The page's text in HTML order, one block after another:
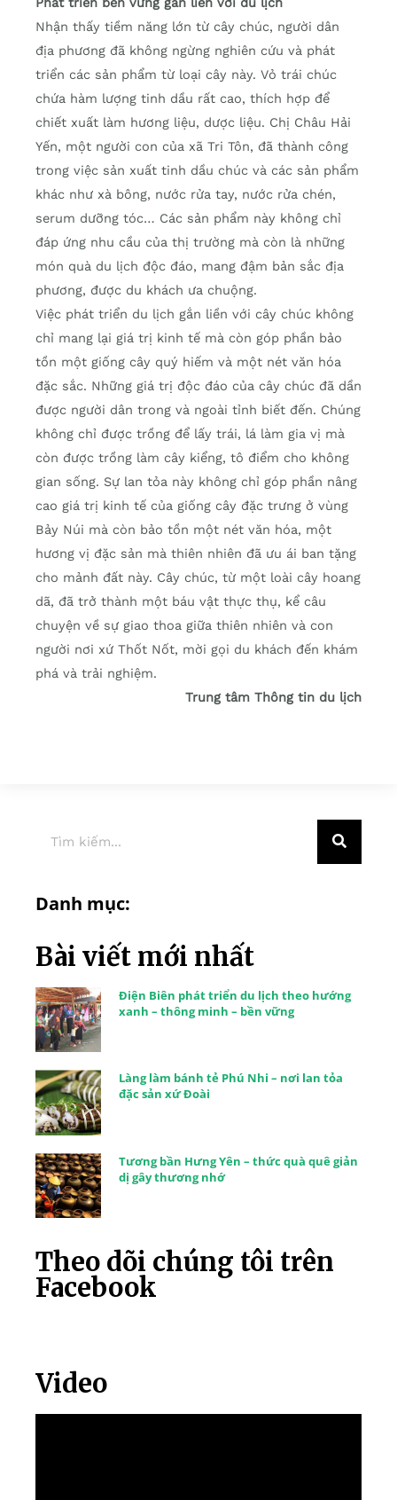
Nhận thấy tiềm năng lớn từ cây chúc, người dân
địa phương đã không ngừng nghiên cứu và phát
triển các sản phẩm từ loại cây này. Vỏ trái chúc
chứa hàm lượng tinh dầu rất cao, thích hợp để
chiết xuất làm hương liệu, dược liệu. Chị Châu Hải
Yến, một người con của xã Tri Tôn, đã thành công
trong việc sản xuất tinh dầu chúc và các sản phẩm
khác như xà bông, nước rửa tay, nước rửa chén,
serum dưỡng tóc… Các sản phẩm này không chỉ
đáp ứng nhu cầu của thị trường mà còn là những
món quà du lịch độc đáo, mang đậm bản sắc địa
phương, được du khách ưa chuộng.
Việc phát triển du lịch gắn liền với cây chúc không
chỉ mang lại giá trị kinh tế mà còn góp phần bảo
tồn một giống cây quý hiếm và một nét văn hóa
đặc sắc. Những giá trị độc đáo của cây chúc đã dần
được người dân trong và ngoài tỉnh biết đến. Chúng
không chỉ được trồng để lấy trái, lá làm gia vị mà
còn được trồng làm cây kiểng, tô điểm cho không
gian sống. Sự lan tỏa này không chỉ góp phần nâng
cao giá trị kinh tế của giống cây đặc trưng ở vùng
Bảy Núi mà còn bảo tồn một nét văn hóa, một
hương vị đặc sản mà thiên nhiên đã ưu ái ban tặng
cho mảnh đất này. Cây chúc, từ một loài cây hoang
dã, đã trở thành một báu vật thực thụ, kể câu
chuyện về sự giao thoa giữa thiên nhiên và con
người nơi xứ Thốt Nốt, mời gọi du khách đến khám
phá và trải nghiệm.
Trung tâm Thông tin du lịch
Danh mục:
Bài viết mới nhất
Điện Biên phát triển du lịch theo hướng
xanh – thông minh – bền vững
Làng làm bánh tẻ Phú Nhi – nơi lan tỏa
đặc sản xứ Đoài
Tương bần Hưng Yên – thức quà quê giản
dị gây thương nhớ
Theo dõi chúng tôi trên
Facebook
Video